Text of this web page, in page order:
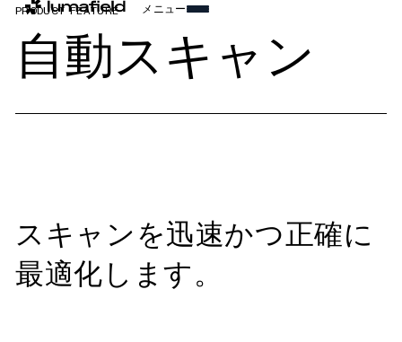
メニュー
PRODUCT FEATURE
自動スキャン
スキャンを迅速かつ正確に
最適化します。